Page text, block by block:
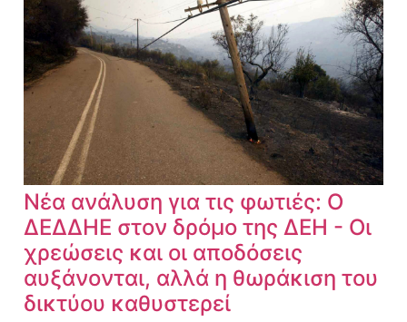
Νέα ανάλυση για τις φωτιές: Ο
ΔΕΔΔΗΕ στον δρόμο της ΔΕΗ - Οι
χρεώσεις και οι αποδόσεις
αυξάνονται, αλλά η θωράκιση του
δικτύου καθυστερεί